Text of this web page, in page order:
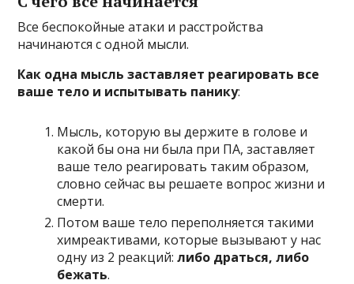
Все беспокойные атаки и расстройства
начинаются с одной мысли.
Как одна мысль заставляет реагировать все
ваше тело и испытывать панику:
Мысль, которую вы держите в голове и
какой бы она ни была при ПА, заставляет
ваше тело реагировать таким образом,
словно сейчас вы решаете вопрос жизни и
смерти.
Потом ваше тело переполняется такими
химреактивами, которые вызывают у нас
одну из 2 реакций:либо драться, либо
бежать.